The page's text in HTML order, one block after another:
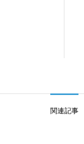
関連記事